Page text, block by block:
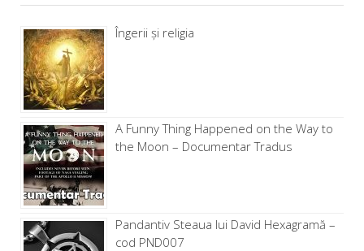
Îngerii și religia
A Funny Thing Happened on the Way to
the Moon – Documentar Tradus
Pandantiv Steaua lui David Hexagramă –
cod PND007